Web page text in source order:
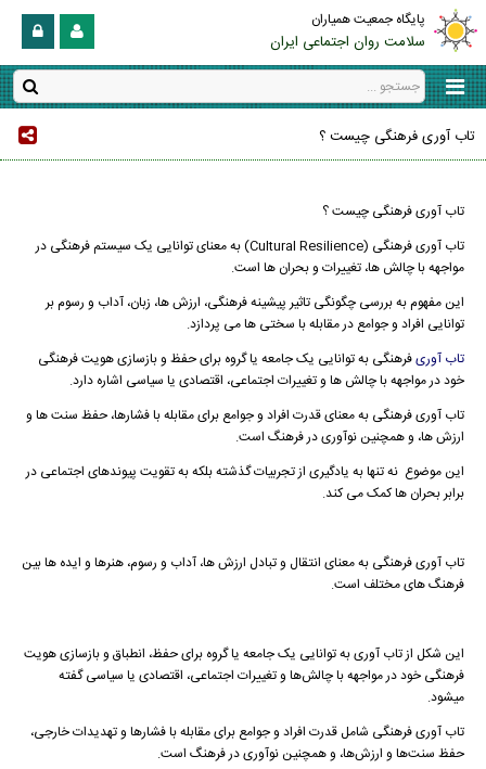
پایگاه جمعیت همیاران
سلامت روان اجتماعی ایران
تاب آوری فرهنگی چیست ؟
تاب آوری فرهنگی چیست ؟
تاب آوری فرهنگی (Cultural Resilience) به معنای توانایی یک سیستم فرهنگی در
مواجهه با چالش ها، تغییرات و بحران ها است.
این مفهوم به بررسی چگونگی تاثیر پیشینه فرهنگی، ارزش ها، زبان، آداب و رسوم بر
توانایی افراد و جوامع در مقابله با سختی ها می پردازد.
تاب آوریفرهنگی به توانایی یک جامعه یا گروه برای حفظ و بازسازی هویت فرهنگی
خود در مواجهه با چالش ها و تغییرات اجتماعی، اقتصادی یا سیاسی اشاره دارد.
تاب آوری فرهنگی به معنای قدرت افراد و جوامع برای مقابله با فشارها، حفظ سنت ها و
ارزش ها، و همچنین نوآوری در فرهنگ است.
این موضوع نه تنها به یادگیری از تجربیات گذشته بلکه به تقویت پیوندهای اجتماعی در
برابر بحران ها کمک می کند.
تاب آوری فرهنگی به معنای انتقال و تبادل ارزش ها، آداب و رسوم، هنرها و ایده ها بین
فرهنگ های مختلف است.
این شکل از تاب آوری به توانایی یک جامعه یا گروه برای حفظ، انطباق و بازسازی هویت
فرهنگی خود در مواجهه با چالش‌ها و تغییرات اجتماعی، اقتصادی یا سیاسی گفته
میشود.
تاب آوری فرهنگی شامل قدرت افراد و جوامع برای مقابله با فشارها و تهدیدات خارجی،
حفظ سنت‌ها و ارزش‌ها، و همچنین نوآوری در فرهنگ است.